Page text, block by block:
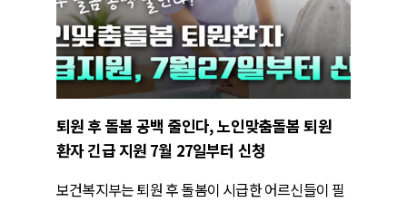
퇴원 후 돌봄 공백 줄인다, 노인맞춤돌봄 퇴원
환자 긴급 지원 7월 27일부터 신청
보건복지부는 퇴원 후 돌봄이 시급한 어르신들이 필